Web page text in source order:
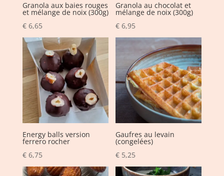
Granola aux baies rouges
et mélange de noix (300g)
€6,65
Granola au chocolat et
mélange de noix (300g)
€ 6,95
Energy balls version
ferrero rocher
€6,75
Gaufres au levain
(congelées)
€ 5,25